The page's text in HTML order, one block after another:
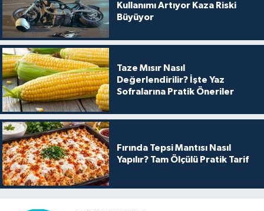
Kullanımı Artıyor Kaza Riski
Büyüyor
Taze Mısır Nasıl
Değerlendirilir? İşte Yaz
Sofralarına Pratik Öneriler
Fırında Tepsi Mantısı Nasıl
Yapılır? Tam Ölçülü Pratik Tarif